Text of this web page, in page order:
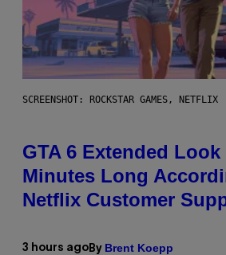
SCREENSHOT: ROCKSTAR GAMES, NETFLIX
GTA 6 Extended Look
Minutes Long
Netflix Customer
3 hours ago By Brent Koepp